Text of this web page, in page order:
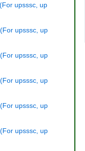
upsssc, up
upsssc, up
upsssc, up
upsssc, up
upsssc, up
upsssc, up